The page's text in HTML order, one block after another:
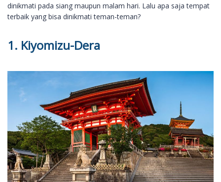
dinikmati pada siang maupun malam hari. Lalu apa saja tempat
terbaik yang bisa dinikmati teman-teman?
1. Kiyomizu-Dera